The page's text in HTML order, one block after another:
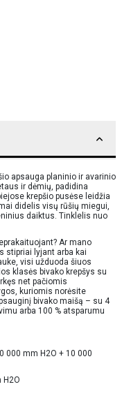
apsauga planinio ir avarinio
ir dėmių, padidina
krepšio pusėse leidžia
didelis visų rūšių miegui,
daiktus. Tinklelis nuo
Ar mano
stipriai lyjant arba kai
visi užduoda šiuos
klasės bivako krepšys su
net pačiomis
kuriomis norėsite
bivako maišą – su 4
arba 100 % atsparumu
000 mm H2O + 10 000
H2O